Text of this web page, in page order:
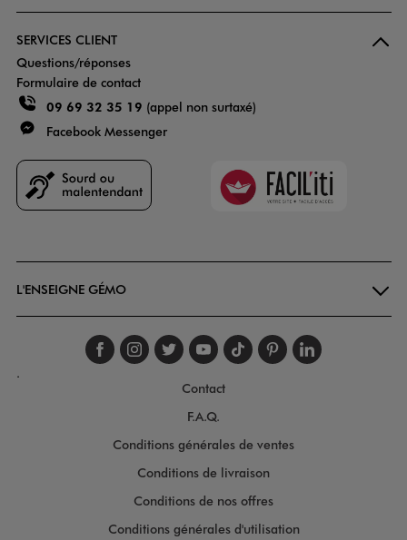
SERVICES CLIENT
Questions/réponses
Formulaire de contact
09 69 32 35 19 (appel non surtaxé)
Facebook Messenger
Faciliti
L'ENSEIGNE GÉMO
Suivez-nous sur
Suivez-nous sur
Suivez-nous sur
Suivez-nous
Suivez-nous
Suivez-
.
Contact
F.A.Q.
Conditions générales de ventes
Conditions de livraison
Conditions de nos offres
Conditions générales d'utilisation